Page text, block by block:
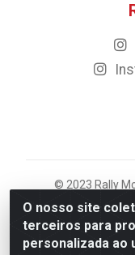
O nosso site
terceiros para
personalizada ao
© 2023 Rally
Razão Social:
transportadora de
43 - Rua